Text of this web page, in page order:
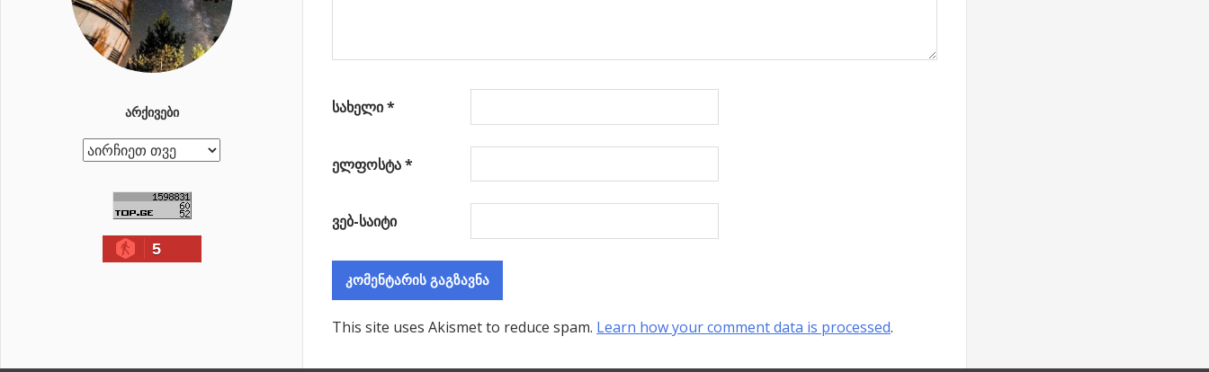
სახელი*
ელფოსტა*
ვებ-საიტი
This site uses Akismet to reduce spam. Learn how your comment data is processed.
ᲐᲠᲥᲘᲕᲔᲑᲘ
ა
5